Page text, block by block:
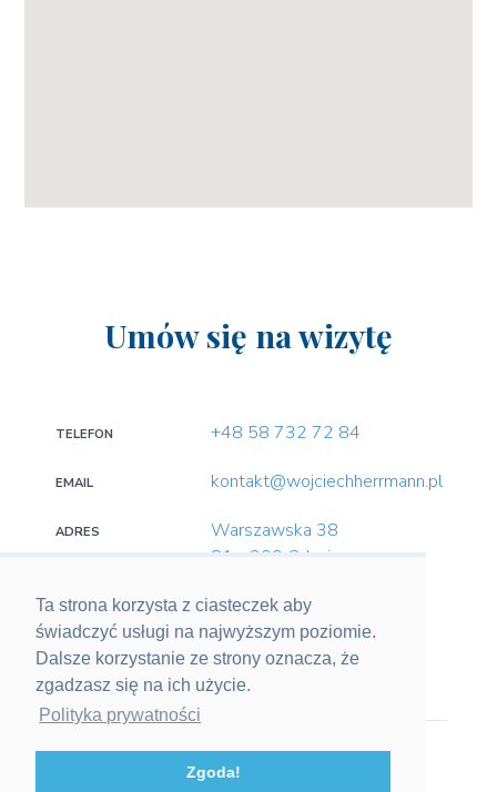
Ta strona korzysta z ciasteczek aby
świadczyć usługi na najwyższym poziomie.
Dalsze korzystanie ze strony oznacza, że
zgadzasz się na ich użycie.
Polityka prywatności
Zgoda!
Umów się na wizytę
TELEFON +48 58 732 72 84
EMAIL kontakt@wojciechherrmann.pl
ADRES
Warszawska 38
81 - 309 Gdynia
SOCIAL MEDIA
© 2020 Wojciech Herrmann. Wszelkie prawa